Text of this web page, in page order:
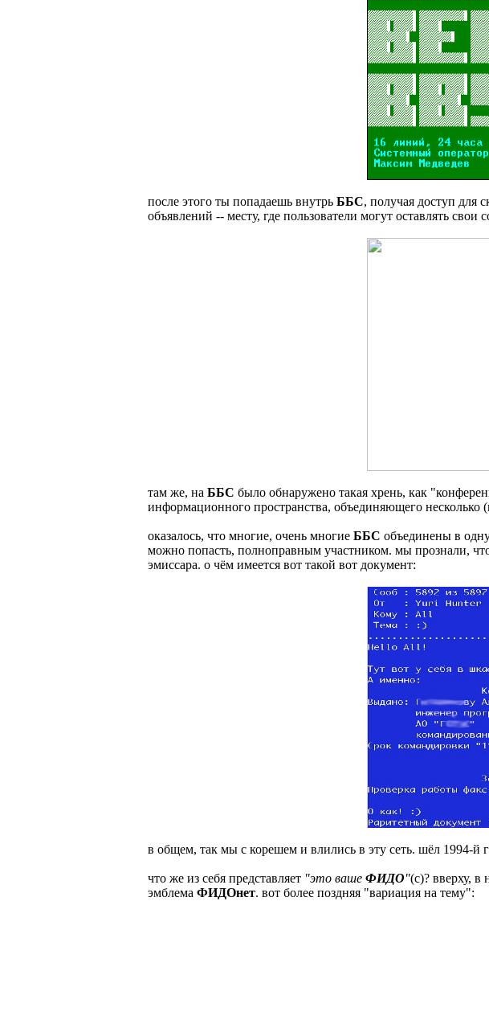
после этого ты попадаешь внутрь ББС, получая доступ для
объявлений -- месту, где пользователи могут оставлять
там же, на ББС было обнаружено такая хрень, как
информационного пространства, объединяющего несколько
оказалось, что многие, очень многие ББС объединены в
можно попасть, полноправным участником. мы прознали,
эмиссара. о чём имеется вот такой вот документ:
в общем, так мы с корешем и влились в эту сеть. шёл 1994-й
что же из себя представляет "это ваше ФИДО"(с)? вверху, в
эмблема ФИДОнет. вот более поздняя "вариация на тему":